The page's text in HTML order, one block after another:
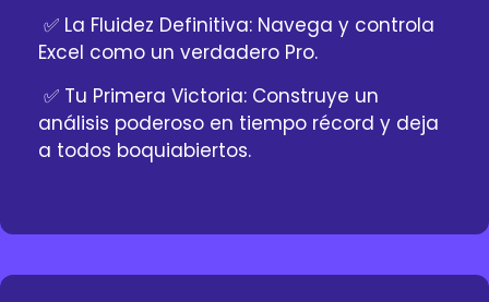
✅ La Fluidez Definitiva: Navega y controla
Excel como un verdadero Pro.
✅ Tu Primera Victoria: Construye un
análisis poderoso en tiempo récord y deja
a todos boquiabiertos.